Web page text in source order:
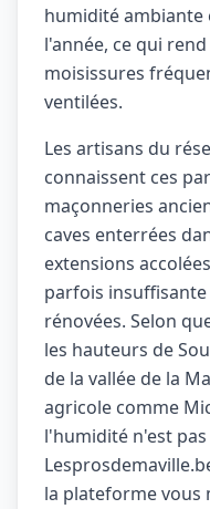
humidité ambiante
l'année, ce qui
moisissures
ventilées.
Les artisans du
connaissent ces
maçonneries
caves enterrées
extensions
parfois
rénovées. Selon
les hauteurs de
de la vallée de la
agricole comme
l'humidité n'est pas
la plateforme vous